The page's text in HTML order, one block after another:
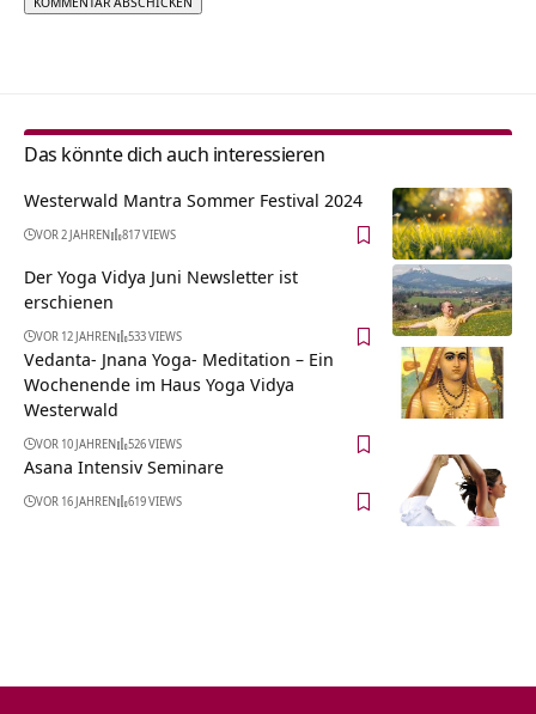
Das könnte dich auch interessieren
Westerwald Mantra Sommer Festival 2024
VOR 2 JAHREN 817 VIEWS
Der Yoga Vidya Juni Newsletter ist
erschienen
VOR 12 JAHREN 533 VIEWS
Vedanta- Jnana Yoga- Meditation – Ein
Wochenende im Haus Yoga Vidya
Westerwald
VOR 10 JAHREN 526 VIEWS
Asana Intensiv Seminare
VOR 16 JAHREN 619 VIEWS